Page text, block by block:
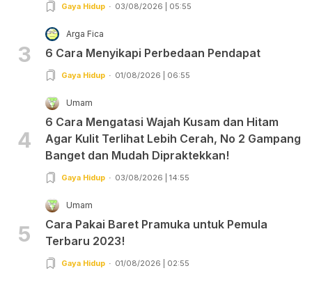
Gaya Hidup 03/08/2026 | 05:55
3
Arga Fica
6 Cara Menyikapi Perbedaan Pendapat
Gaya Hidup 01/08/2026 | 06:55
4
Umam
6 Cara Mengatasi Wajah Kusam dan Hitam
Agar Kulit Terlihat Lebih Cerah, No 2 Gampang
Banget dan Mudah Dipraktekkan!
Gaya Hidup 03/08/2026 | 14:55
5
Umam
Cara Pakai Baret Pramuka untuk Pemula
Terbaru 2023!
Gaya Hidup 01/08/2026 | 02:55